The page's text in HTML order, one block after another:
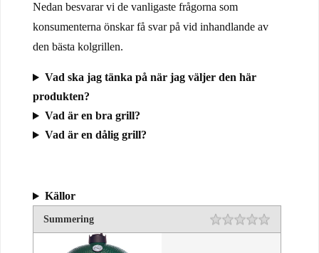
Nedan besvarar vi de vanligaste frågorna som
konsumenterna önskar få svar på vid inhandlande av
den bästa kolgrillen.
Vad ska jag tänka på när jag väljer den här
produkten?
Vad är en bra grill?
Vad är en dålig grill?
Källor
Summering Rating 1 star
2 stars
3 stars
4 stars
5 stars